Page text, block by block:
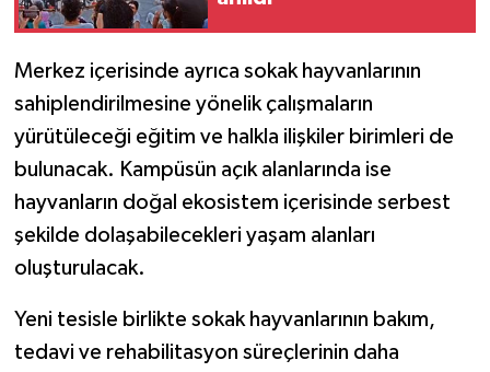
Merkez içerisinde ayrıca sokak hayvanlarının
sahiplendirilmesine yönelik çalışmaların
yürütüleceği eğitim ve halkla ilişkiler birimleri de
bulunacak. Kampüsün açık alanlarında ise
hayvanların doğal ekosistem içerisinde serbest
şekilde dolaşabilecekleri yaşam alanları
oluşturulacak.
Yeni tesisle birlikte sokak hayvanlarının bakım,
tedavi ve rehabilitasyon süreçlerinin daha